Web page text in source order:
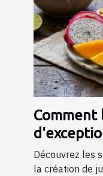
Comment
qualité
Découvrez les
la création de